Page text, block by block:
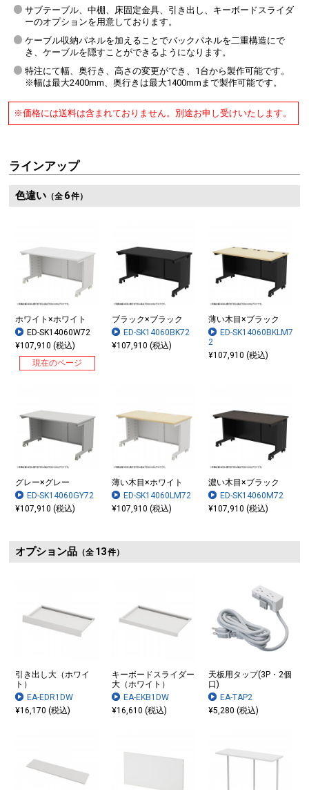
サブテーブル、中棚、床固定金具、引き出し、キーボードスライダ
ーのオプションを用意しております。
ケーブル収納パネルを加えることでバックパネルを二重構造にで
き、ケーブルを隠すことができるようになります。
特注にて幅、奥行き、高さの変更ができ、1台から製作可能です。
※幅は最大2400mm、奥行きは最大1400mmまで製作可能です。
※価格には送料は含まれておりません。別途お申し受けいたします。
ラインアップ
色違い（全 6件）
ホワイト×ホワイト
ED-SK14060W72
¥107,910 (税込)
現在のページ
ブラック×ブラック
ED-SK14060BK72
¥107,910 (税込)
薄い木目×ブラック
ED-SK14060BKLM7
2
¥107,910 (税込)
グレー×グレー
ED-SK14060GY72
¥107,910 (税込)
薄い木目×ホワイト
ED-SK14060LM72
¥107,910 (税込)
濃い木目×ブラック
ED-SK14060M72
¥107,910 (税込)
オプション品（全 13件）
引き出し大（ホワイ
ト）
EA-EDR1DW
¥16,170 (税込)
キーボードスライダー
大（ホワイト）
EA-EKB1DW
¥16,610 (税込)
天板用タップ(3P・2個
口)
EA-TAP2
¥5,280 (税込)